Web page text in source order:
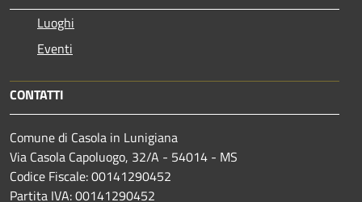
Luoghi
Eventi
CONTATTI
Comune di Casola in Lunigiana
Via Casola Capoluogo, 32/A - 54014 - MS
Codice Fiscale: 00141290452
Partita IVA: 00141290452